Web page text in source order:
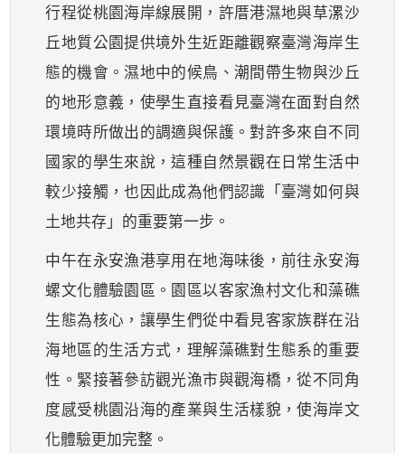
行程從桃園海岸線展開，許厝港濕地與草漯沙
丘地質公園提供境外生近距離觀察臺灣海岸生
態的機會。濕地中的候鳥、潮間帶生物與沙丘
的地形意義，使學生直接看見臺灣在面對自然
環境時所做出的調適與保護。對許多來自不同
國家的學生來說，這種自然景觀在日常生活中
較少接觸，也因此成為他們認識「臺灣如何與
土地共存」的重要第一步。
中午在永安漁港享用在地海味後，前往永安海
螺文化體驗園區。園區以客家漁村文化和藻礁
生態為核心，讓學生們從中看見客家族群在沿
海地區的生活方式，理解藻礁對生態系的重要
性。緊接著參訪觀光漁市與觀海橋，從不同角
度感受桃園沿海的產業與生活樣貌，使海岸文
化體驗更加完整。